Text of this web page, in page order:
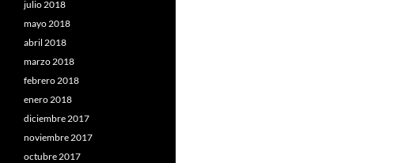
julio 2018
mayo 2018
abril 2018
marzo 2018
febrero 2018
enero 2018
diciembre 2017
noviembre 2017
octubre 2017